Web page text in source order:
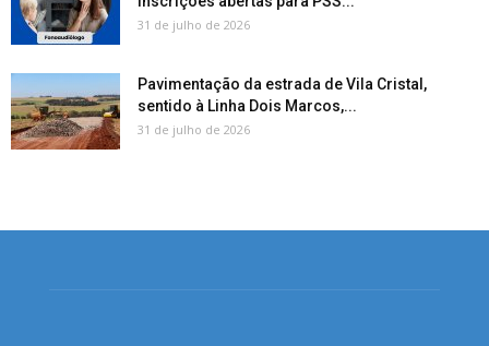
31 de julho de 2026
Pavimentação da estrada de Vila Cristal,
sentido à Linha Dois Marcos,...
31 de julho de 2026